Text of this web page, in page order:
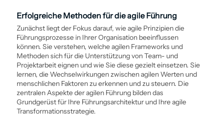
Erfolgreiche Methoden für die agile Führung
Zunächst liegt der Fokus darauf, wie agile Prinzipien die
Führungs­prozesse in Ihrer Organisation beeinflussen
können. Sie verstehen, welche agilen Frameworks und
Methoden sich für die Unterstützung von Team- und
Projektarbeit eignen und wie Sie diese gezielt einsetzen. Sie
lernen, die Wechselwirkungen zwischen agilen Werten und
menschlichen Faktoren zu erkennen und zu steuern. Die
zentralen Aspekte der agilen Führung bilden das
Grundgerüst für Ihre Führungsarchitektur und Ihre agile
Transformations­strategie.